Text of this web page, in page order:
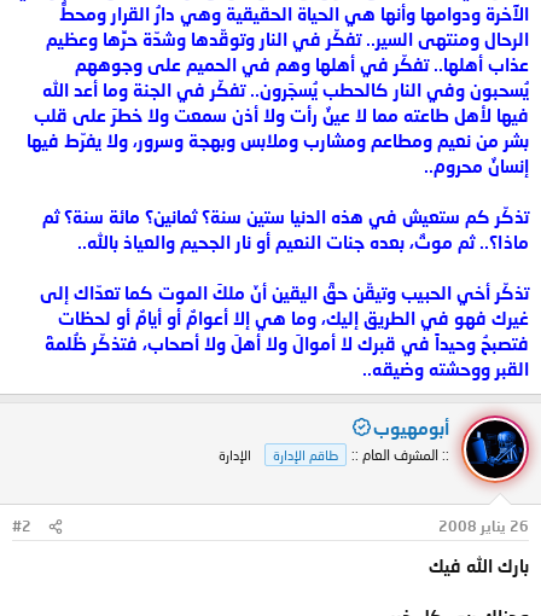
الآخرة ودوامها وأنها هي الحياة الحقيقية وهي دارُ القرار ومحطُّ
الرحال ومنتهى السير.. تفكّر في النار وتوقّدها وشدّة حرِّها وعظيم
عذاب أهلها.. تفكّر في أهلها وهم في الحميم على وجوههم
يُسحبون وفي النار كالحطب يُسجَرون.. تفكّر في الجنة وما أعد الله
فيها لأهل طاعته مما لا عينٌ رأت ولا أذن سمعت ولا خطرَ على قلب
بشر من نعيم ومطاعم ومشارب وملابس وبهجة وسرور، ولا يفرّط فيها
إنسانٌ محروم..
تذكّر كم ستعيش في هذه الدنيا ستين سنة؟ ثمانين؟ مائة سنة؟ ثم
ماذا؟.. ثم موتٌ، بعده جنات النعيم أو نار الجحيم والعياذ بالله..
تذكّر أخي الحبيب وتيقّن حقَّ اليقين أنّ ملكَ الموت كما تعدّاك إلى
غيرك فهو في الطريق إليك، وما هي إلا أعوامٌ أو أيامٌ أو لحظات
فتصبحُ وحيداً في قبرك لا أموالَ ولا أهلَ ولا أصحاب، فتذكّر ظُلمةَ
القبر ووحشته وضيقه..
أبومهيوب
:: المشرف العام :: طاقم الإدارة الإدارة
26 يناير 2008 #2
بارك الله فيك